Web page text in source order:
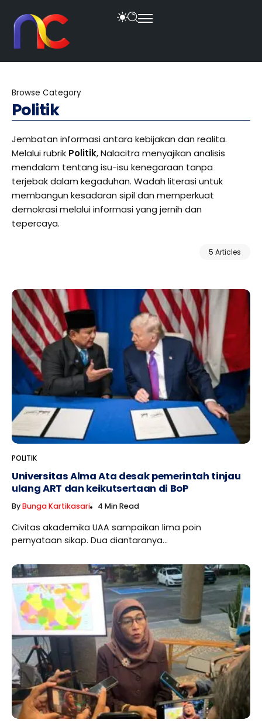
Browse Category
Politik
Jembatan informasi antara kebijakan dan realita.
Melalui rubrik Politik, Nalacitra menyajikan analisis
mendalam tentang isu-isu kenegaraan tanpa
terjebak dalam kegaduhan. Wadah literasi untuk
membangun kesadaran sipil dan memperkuat
demokrasi melalui informasi yang jernih dan
tepercaya.
5 Articles
POLITIK
Universitas Alma Ata desak pemerintah tinjau
ulang ART dan keikutsertaan di BoP
ByBunga Kartikasari 4 Min Read
Civitas akademika UAA sampaikan lima poin
pernyataan sikap. Dua diantaranya...